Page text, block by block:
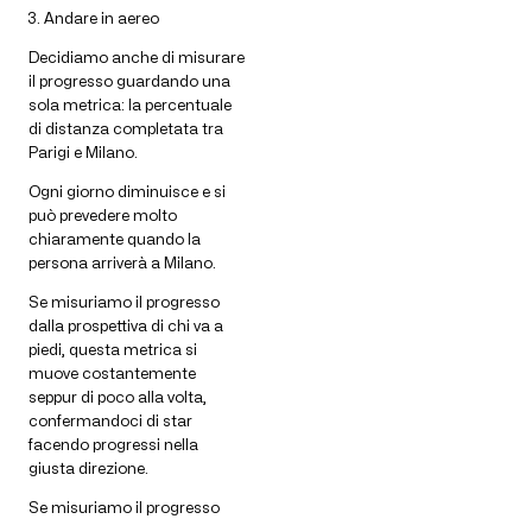
Andare in aereo
Decidiamo anche di misurare
il progresso guardando una
sola metrica: la percentuale
di distanza completata tra
Parigi e Milano.
Ogni giorno diminuisce e si
può prevedere molto
chiaramente quando la
persona arriverà a Milano.
Se misuriamo il progresso
dalla prospettiva di chi va a
piedi, questa metrica si
muove costantemente
seppur di poco alla volta,
confermandoci di star
facendo progressi nella
giusta direzione.
Se misuriamo il progresso